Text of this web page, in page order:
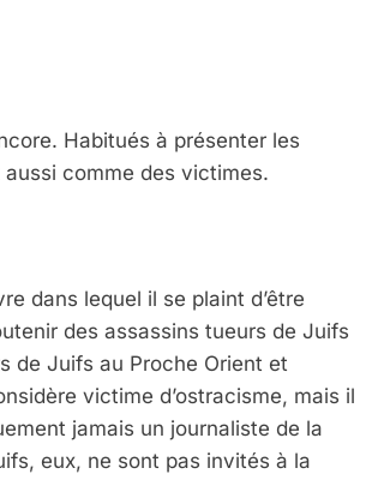
Habitués à présenter les
comme des victimes.
dans lequel il se plaint d’être
des assassins tueurs de Juifs
de Juifs au Proche Orient et
victime d’ostracisme, mais il
jamais un journaliste de la
eux, ne sont pas invités à la